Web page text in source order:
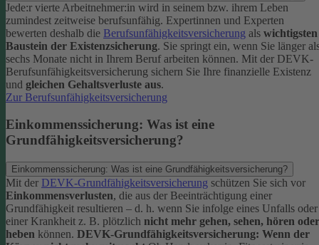
Jede:r vierte Arbeitnehmer:in wird in seinem bzw. ihrem Leben
zumindest zeitweise berufsunfähig. Expertinnen und Experten
bewerten deshalb die Berufsunfähigkeitsversicherung als wichtigsten
Baustein der Existenzsicherung. Sie springt ein, wenn Sie länger
sechs Monate nicht in Ihrem Beruf arbeiten können. Mit der DEVK-
Berufsunfähigkeitsversicherung sichern Sie Ihre finanzielle Existenz
und gleichen Gehaltsverluste aus.
Zur Berufsunfähigkeitsversicherung
Einkommenssicherung: Was ist eine
Grundfähigkeitsversicherung?
Einkommenssicherung: Was ist eine Grundfähigkeitsversicherung?
Mit der DEVK-Grundfähigkeitsversicherung schützen Sie sich vor
Einkommensverlusten, die aus der Beeinträchtigung einer
Grundfähigkeit resultieren – d. h. wenn Sie infolge eines Unfalls oder
einer Krankheit z. B. plötzlich nicht mehr gehen, sehen, hören oder
heben können. DEVK-Grundfähigkeitsversicherung: Wenn der